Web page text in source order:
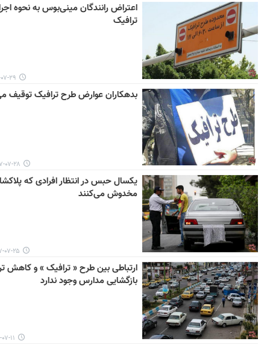
اعتراض رانندگان مینی‌بوس به نحوه
ترافیک
۱۳۹۷-
بدهکاران عوارض طرح ترافیک توقیف
۱۳۹۷-۰۷-
یکسال حبس در انتظار افرادی که
مخدوش می‌کنند
۱۳۹۷-۰۷-
ارتباطی بین طرح « ترافیک » و کاهش
بازگشایی مدارس وجود ندارد
۱۳۹۷-